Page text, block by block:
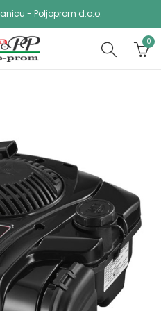
- Poljoprom d.o.o.
0